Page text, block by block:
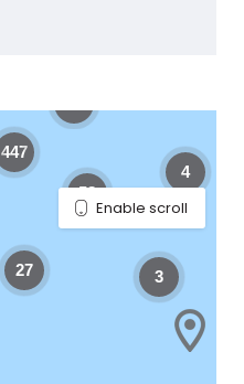
447
58
3
27
4
Enable scroll